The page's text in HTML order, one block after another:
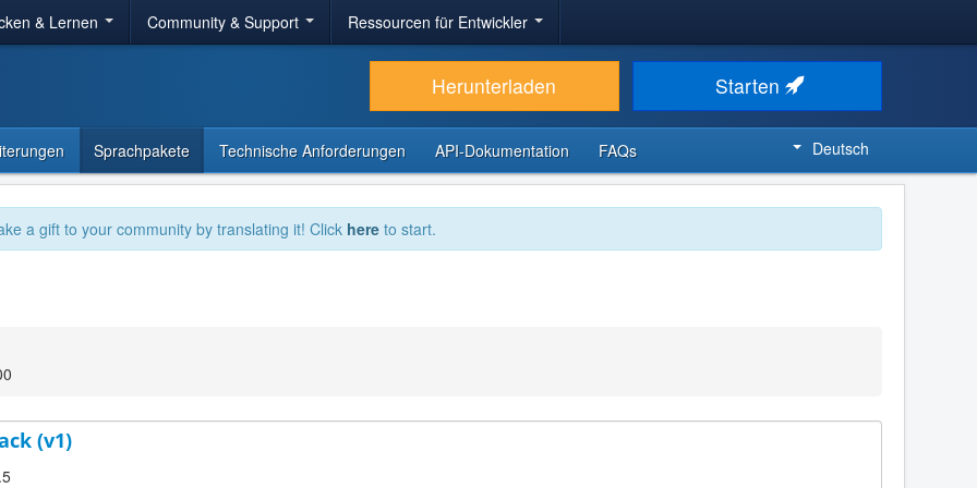
& Lernen Community & Support Ressourcen für Entwickler
Herunterladen Starten
Sprachpakete Technische Anforderungen API-Dokumentation FAQs Deutsch
a gift to your community by translating it! Click here to start.
(v1)